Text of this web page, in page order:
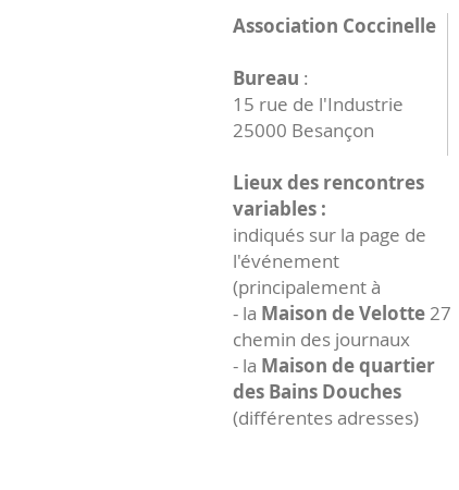
Association Coccinelle
Bureau :
15 rue de l'Industrie
25000 Besançon
Lieux des rencontres
variables :
indiqués sur la page de
l'événement
(principalement à
- la Maison de Velotte27
chemin des journaux
- la Maison de quartier
des Bains Douches
(différentes adresses)